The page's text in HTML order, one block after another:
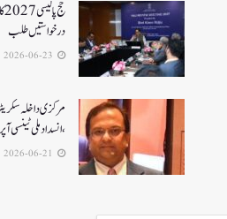
درخواستیں طلب
مرکزی داخلہ
،انسداد ملی